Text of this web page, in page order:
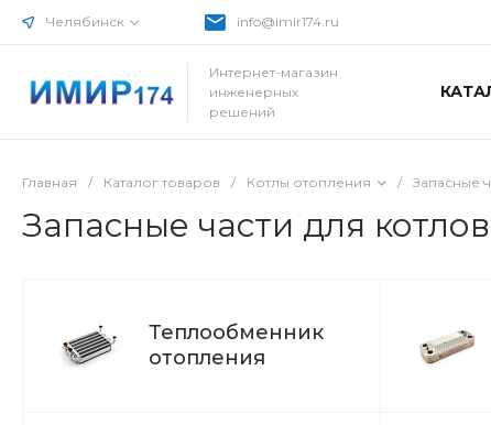
Челябинск info@imir174.ru
Интернет-магазин
инженерных
решений
Главная / Каталог товаров / Котлы отопления / Запасные
Запасные части для котлов
Теплообменник
отопления